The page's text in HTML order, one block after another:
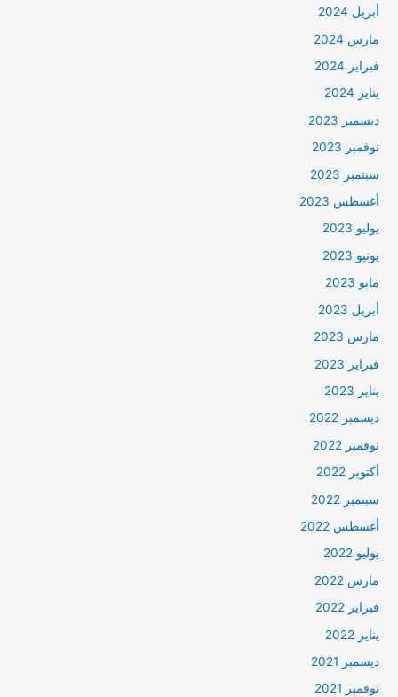
أبريل 2024
مارس 2024
فبراير 2024
يناير 2024
ديسمبر 2023
نوفمبر 2023
سبتمبر 2023
أغسطس 2023
يوليو 2023
يونيو 2023
مايو 2023
أبريل 2023
مارس 2023
فبراير 2023
يناير 2023
ديسمبر 2022
نوفمبر 2022
أكتوبر 2022
سبتمبر 2022
أغسطس 2022
يوليو 2022
مارس 2022
فبراير 2022
يناير 2022
ديسمبر 2021
نوفمبر 2021